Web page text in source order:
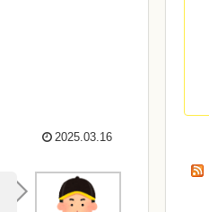
2025.03.16